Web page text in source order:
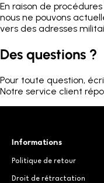
En raison de
nous ne pouvons
vers des adresses
Des questions ?
Pour toute question,
Notre service client
Informations
Politique de retour
Droit de rétractation